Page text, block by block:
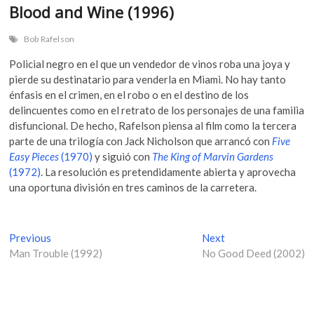
Blood and Wine (1996)
Bob Rafelson
Policial negro en el que un vendedor de vinos roba una joya y
pierde su destinatario para venderla en Miami. No hay tanto
énfasis en el crimen, en el robo o en el destino de los
delincuentes como en el retrato de los personajes de una familia
disfuncional. De hecho, Rafelson piensa al film como la tercera
parte de una trilogía con Jack Nicholson que arrancó con Five
Easy Pieces(1970) y siguió con The King of Marvin Gardens
(1972). La resolución es pretendidamente abierta y aprovecha
una oportuna división en tres caminos de la carretera.
N
a
Previous
r
Man Trouble (1992)
NextN
e
No Good Deed (2002)